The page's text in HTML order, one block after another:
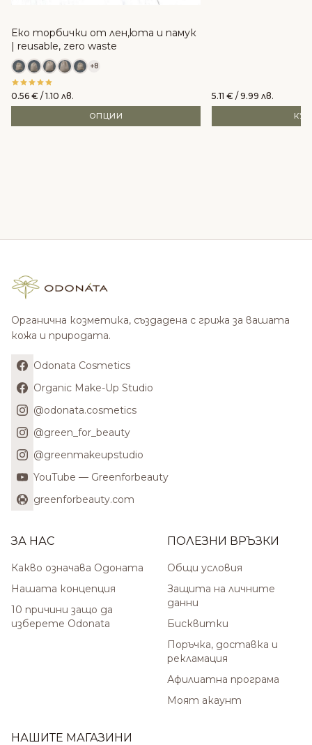
Еко торбички от лен,юта и памук
| reusable, zero waste
+8
0.56 € / 1.10 лв.
ОПЦИИ
5.11 € / 9.99 лв.
Органична козметика, създадена с грижа за вашата
кожа и природата.
Odonata Cosmetics
Organic Make-Up Studio
@odonata.cosmetics
@green_for_beauty
@greenmakeupstudio
YouTube — Greenforbeauty
greenforbeauty.com
ЗА НАС
Какво означава Одоната
Нашата концепция
10 причини защо да
изберете Odonata
ПОЛЕЗНИ ВРЪЗКИ
Общи условия
Защита на личните
данни
Бисквитки
Поръчка, доставка и
рекламация
Афилиатна програма
Моят акаунт
НАШИТЕ МАГАЗИНИ